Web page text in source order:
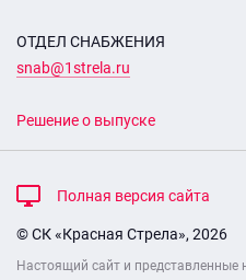
ОТДЕЛ СНАБЖЕНИЯ
snab@1strela.ru
Решение о выпуске
Полная версия сайта
© СК «Красная Стрела», 2026
Настоящий сайт и